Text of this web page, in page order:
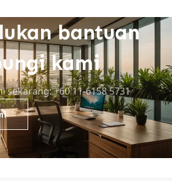
bantuan
kami
sekarang: +60 11-6158 5731